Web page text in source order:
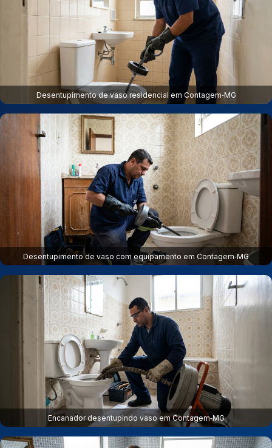
Desentupimento de vaso residencial em Contagem‑MG
Desentupimento de vaso com equipamento em Contagem‑MG
Encanador desentupindo vaso em Contagem‑MG